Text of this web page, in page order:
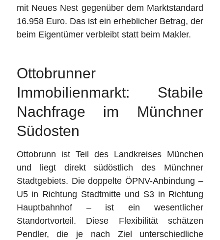
mit Neues Nest gegenüber dem Marktstandard
16.958 Euro. Das ist ein erheblicher Betrag, der
beim Eigentümer verbleibt statt beim Makler.
Ottobrunner
Immobilienmarkt: Stabile
Nachfrage im Münchner
Südosten
Ottobrunn ist Teil des Landkreises München
und liegt direkt südöstlich des Münchner
Stadtgebiets. Die doppelte ÖPNV-Anbindung –
U5 in Richtung Stadtmitte und S3 in Richtung
Hauptbahnhof – ist ein wesentlicher
Standortvorteil. Diese Flexibilität schätzen
Pendler, die je nach Ziel unterschiedliche